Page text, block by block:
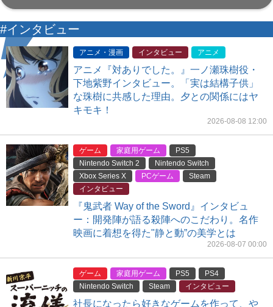
#インタビュー
アニメ・漫画 インタビュー アニメ
アニメ『対ありでした。』一ノ瀬珠樹役・
下地紫野インタビュー。「実は結構子供」
な珠樹に共感した理由。夕との関係にはヤ
キモキ！
2026-08-08 12:00
ゲーム 家庭用ゲーム
PS5
Nintendo Switch 2
Nintendo Switch
Xbox Series X
PCゲーム
Steam
インタビュー
『鬼武者 Way of the Sword』インタビュ
ー：開発陣が語る殺陣へのこだわり。名作
映画に着想を得た"静と動”の美学とは
2026-08-07 00:00
ゲーム 家庭用ゲーム PS5
PS4
Nintendo Switch
Steam インタビュー
社長になったら好きなゲームを作って、や